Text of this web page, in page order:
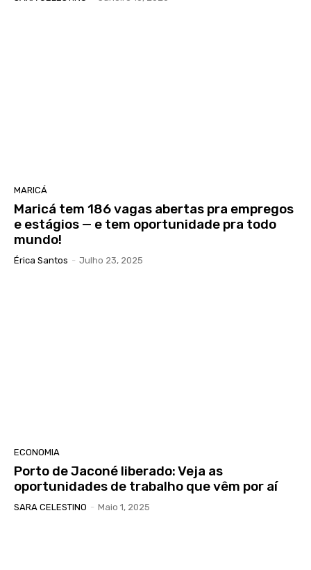
MARICÁ
Maricá tem 186 vagas abertas pra empregos
e estágios — e tem oportunidade pra todo
mundo!
Érica Santos - Julho 23, 2025
ECONOMIA
Porto de Jaconé liberado: Veja as
oportunidades de trabalho que vêm por aí
SARA CELESTINO - Maio 1, 2025